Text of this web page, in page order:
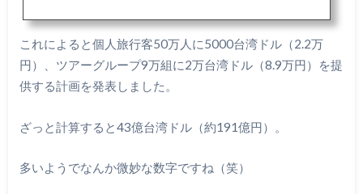
体客を呼び込んだ旅行会社には最大2万元（約8万9000円）の奨励金を給付す
る。今年は訪台客600万人、来年は1200万人を目指す。
これによると個人旅行客50万人に5000台湾ドル（2.2万
円）、ツアーグループ9万組に2万台湾ドル（8.9万円）を提
供する計画を発表しました。
ざっと計算すると43億台湾ドル（約191億円）。
多いようでなんか微妙な数字ですね（笑）